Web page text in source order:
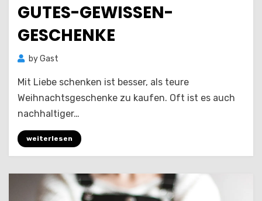
GUTES-GEWISSEN-
GESCHENKE
byGast
Mit Liebe schenken ist besser, als teure
Weihnachtsgeschenke zu kaufen. Oft ist es auch
nachhaltiger…
weiterlesen